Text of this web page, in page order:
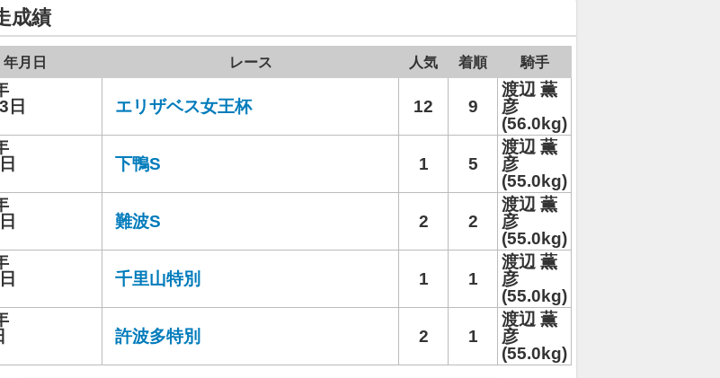
成績
年月日 レース 人気 着順 騎手
日
エリザベス女王杯 12 9
渡辺 薫
彦
(56.0kg)
下鴨S 1 5
渡辺 薫
彦
(55.0kg)
難波S 2 2
渡辺 薫
彦
(55.0kg)
千里山特別 1 1
渡辺 薫
彦
(55.0kg)
許波多特別 2 1
渡辺 薫
彦
(55.0kg)